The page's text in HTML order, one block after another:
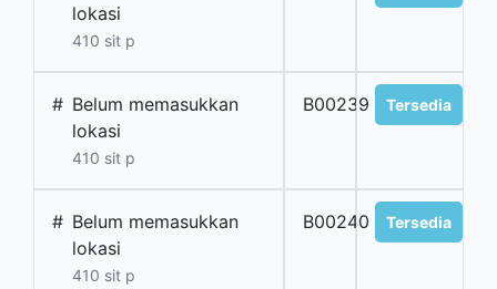
lokasi
410 sit p
# Belum memasukkan
lokasi
410 sit p
B00239 Tersedia
# Belum memasukkan
lokasi
410 sit p
B00240 Tersedia